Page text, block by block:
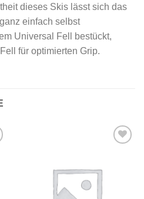
dieses Skis lässt sich das
einfach selbst
Universal Fell bestückt,
für optimierten Grip.